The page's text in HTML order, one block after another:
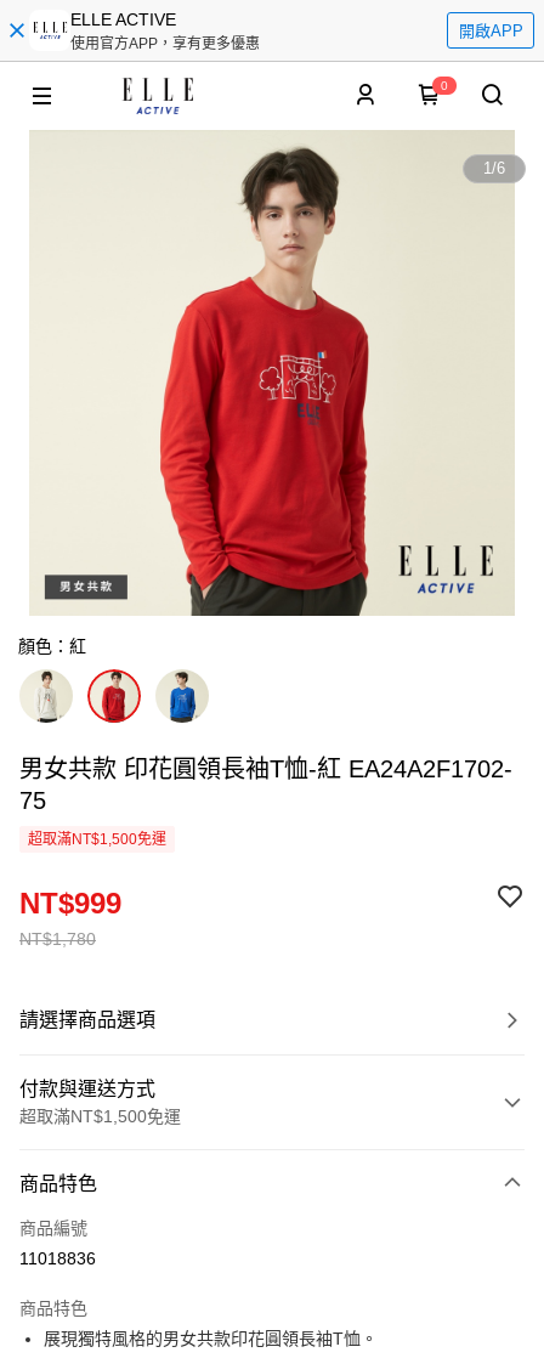
ELLE ACTIVE
使用官方APP，享有更多優惠
開啟APP
0
1/6
顏色：紅
男女共款 印花圓領長袖T恤-紅 EA24A2F1702-
75
超取滿NT$1,500免運
NT$1,780
NT$999
請選擇商品選項
付款與運送方式
超取滿NT$1,500免運
信用卡一次付款
超商取貨付款
Apple Pay
商品特色
商品編號
11018836
商品特色
展現獨特風格的男女共款印花圓領長袖T恤。